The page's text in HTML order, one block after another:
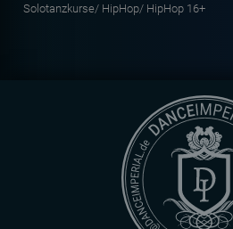
Solotanzkurse/ HipHop/ HipHop 16+